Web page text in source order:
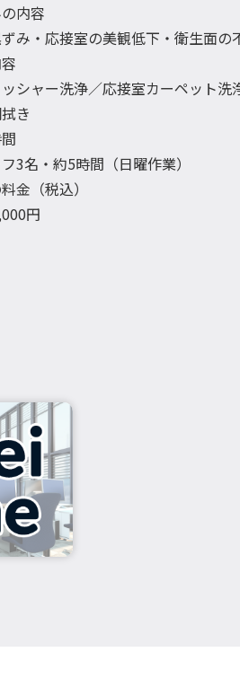
内容
み・応接室の美観低下・衛生面の
シャー洗浄／応接室カーペット洗
き
3名・約5時間（日曜作業）
金（税込）
円